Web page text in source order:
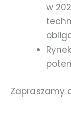
w
Zapraszamy